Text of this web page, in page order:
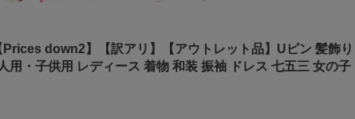
Prices down2】【訳アリ】【アウトレット品】Uピン 髪飾
用・子供用 レディース 着物 和装 振袖 ドレス 七五三 女の